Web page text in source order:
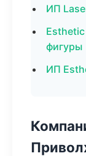
ИП
фигуры
ИП